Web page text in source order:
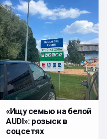
«Ищу семью на белой
AUDI»: розыск в
соцсетях